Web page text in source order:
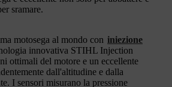
sramare.
motosega al mondo con iniezione
innovativa STIHL Injection
ottimali del motore e un eccellente
dall'altitudine e dalla
I sensori misurano la pressione